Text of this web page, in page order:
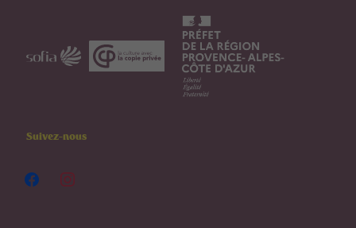
Suivez-nous
facebookinstagram